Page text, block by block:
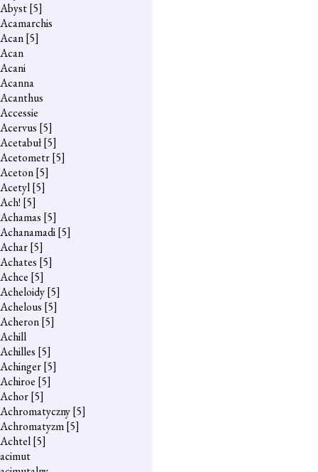
Abyst[5]
Acamarchis
Acan[5]
Acan
Acani
Acanna
Acanthus
Accessie
Acervus [5]
Acetabuł[5]
Acetometr[5]
Aceton[5]
Acetyl[5]
Ach! [5]
Achamas [5]
Achanamadi[5]
Achar[5]
Achates [5]
Achce [5]
Acheloidy[5]
Achelous [5]
Acheron[5]
Achill
Achilles [5]
Achinger[5]
Achiroe [5]
Achor[5]
Achromatyczny[5]
Achromatyzm[5]
Achtel[5]
acimut